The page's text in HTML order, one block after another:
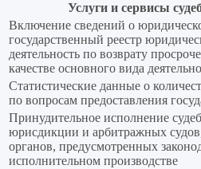
Услуги и сервисы
Включение сведений о
государственный реестр
деятельность по возврату
качестве основного вида
Статистические данные о
по вопросам предоставления
Принудительное исполнение
юрисдикции и арбитражных
органов, предусмотренных
исполнительном производстве